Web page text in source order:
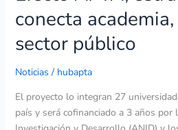
conecta
sector público
Noticias / hubapta
El proyecto lo integran 27
país y será cofinanciado a 3 años por